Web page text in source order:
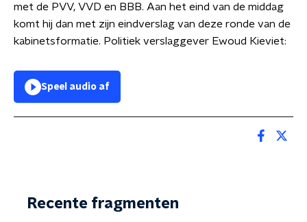
met de PVV, VVD en BBB. Aan het eind van de middag
komt hij dan met zijn eindverslag van deze ronde van de
kabinetsformatie. Politiek verslaggever Ewoud Kieviet:
Speel audio af
Recente fragmenten